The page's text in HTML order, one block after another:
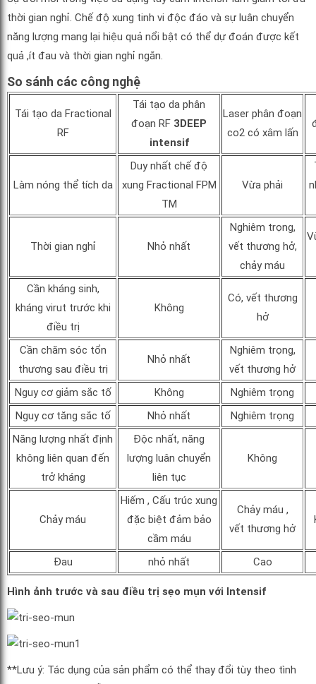
thời gian nghỉ. Chế độ xung tinh vi độc đáo và sự luân chuyển
năng lượng mang lại hiệu quả nổi bật có thể dự đoán được kết
quả ,ít đau và thời gian nghỉ ngắn.
So sánh các công nghệ
Tái tạo da Fractional
RF
Tái tạo da phân
đoạn RF 3DEEP
intensif
Laser phân đoạn
co2 có xâm lấn
Làm nóng thể tích da
Duy nhất chế độ
xung Fractional FPM
TM
Vừa phải
Thời gian nghỉ Nhỏ nhất
Nghiêm trọng,
vết thương hở,
chảy máu
Cần kháng sinh,
kháng virut trước khi
điều trị
Không
Có, vết thương
hở
Cần chăm sóc tổn
thương sau điều trị
Nhỏ nhất
Nghiêm trọng,
vết thương hở
Nguy cơ giảm sắc tố
Không
Nghiêm trọng
Nguy cơ tăng sắc tố
Nhỏ nhất
Nghiêm trọng
Năng lượng nhất định
không liên quan đến
trở kháng
Độc nhất, năng
lượng luân chuyển
liên tục
Không
Chảy máu
Hiếm , Cấu trúc xung
đặc biệt đảm bảo
cầm máu
Chảy máu ,
vết thương hở
Đau nhỏ nhất Cao
Hình ảnh trước và sau điều trị sẹo mụn với Intensif
**Lưu ý: Tác dụng của sản phẩm có thể thay đổi tùy theo tình